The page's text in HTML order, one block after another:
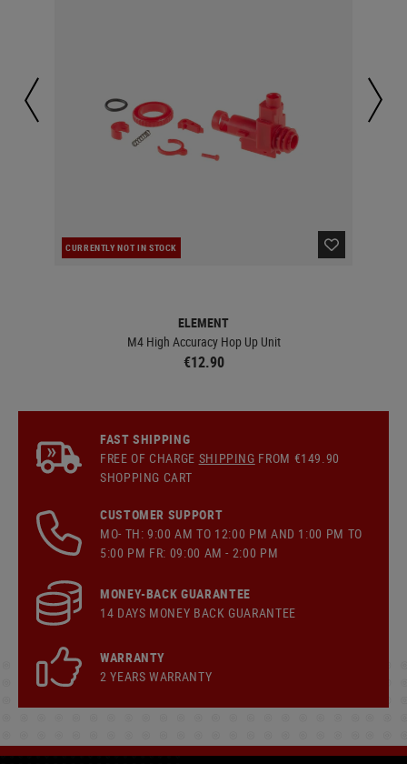
CURRENTLY NOT IN STOCK
ELEMENT
M4 High Accuracy Hop Up Unit
€12.90
FAST SHIPPING
FREE OF CHARGE SHIPPING FROM €149.90
SHOPPING CART
CUSTOMER SUPPORT
MO- TH: 9:00 AM TO 12:00 PM AND 1:00 PM TO
5:00 PM FR: 09:00 AM - 2:00 PM
MONEY-BACK GUARANTEE
14 DAYS MONEY BACK GUARANTEE
WARRANTY
2 YEARS WARRANTY